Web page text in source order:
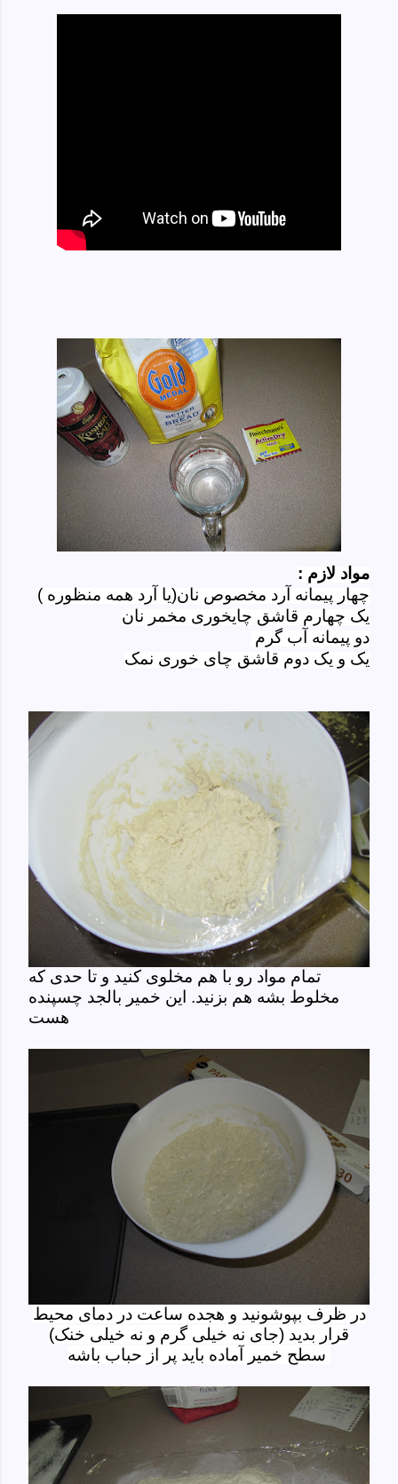
مواد لازم :
چهار پیمانه آرد مخصوص نان(یا آرد همه منظوره )
یک چهارم قاشق چایخوری مخمر نان
دو پیمانه آب گرم
یک و یک دوم قاشق چای خوری نمک
تمام مواد رو با هم مخلوی کنید و تا حدی که
مخلوط بشه هم بزنید. این خمیر بالجد چسپنده
در ظرف بپوشونید و هجده ساعت در دمای محیط
قرار بدید (جای نه خیلی گرم و نه خیلی خنک)